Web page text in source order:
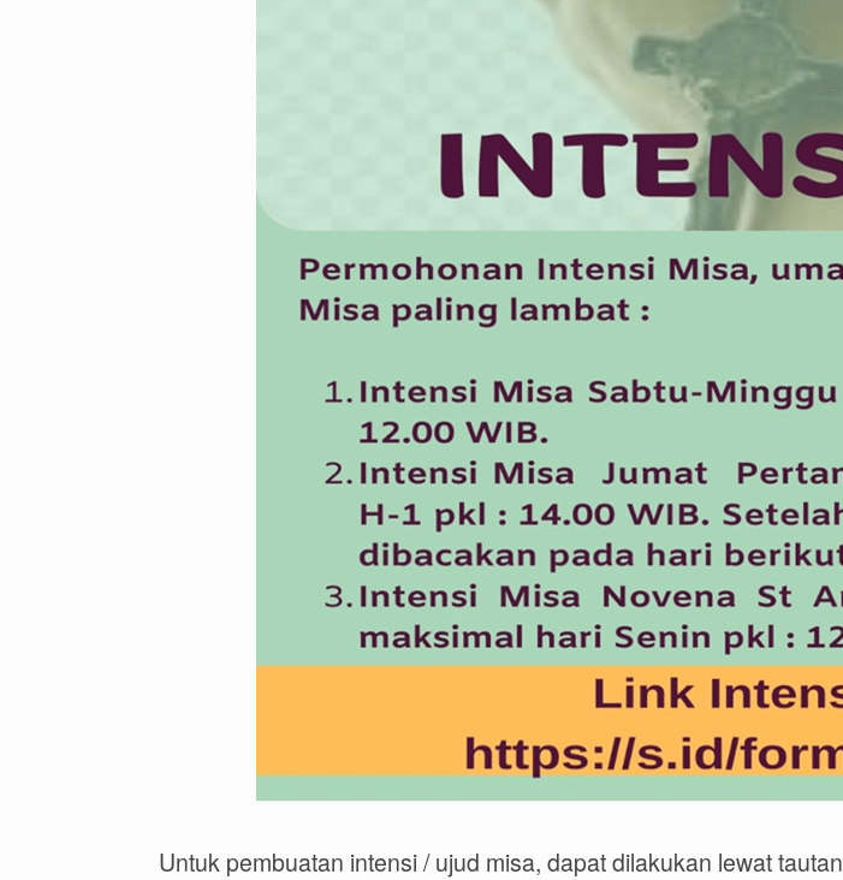
Untuk pembuatan intensi / ujud misa, dapat dilakukan lewat tautan